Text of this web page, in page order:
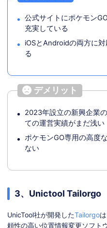
公式サイトにポケモン
充実している
iOSとAndroidの両方に
る
デメリット
2023年設立の新興企業
ての運営実績がまだ浅い
ポケモンGO専用の高度
ない
3、Unictool Tailorgo
UnicTool社が開発したTailorgo
頼性の高い位置情報変更ソフト